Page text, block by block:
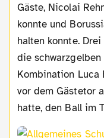
Gäste, Nicolai
konnte und
halten konnte.
die
Kombination
vor dem Gästetor
hatte, den Ball im